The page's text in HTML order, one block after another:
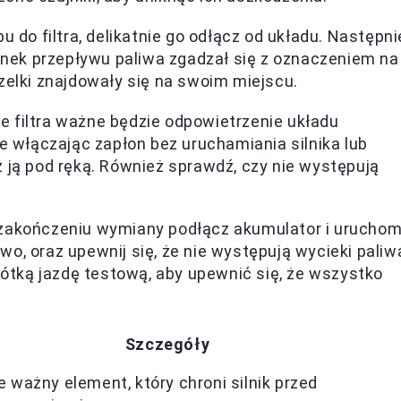
do filtra, delikatnie go odłącz od układu.
przepływu paliwa zgadzał się z oznaczeniem na
znajdowały się na swoim miejscu.
filtra ważne będzie odpowietrzenie układu
zapłon bez uruchamiania silnika lub
pod ręką. Również sprawdź, czy nie występują
wymiany podłącz akumulator i
oraz upewnij się, że nie występują wycieki
jazdę testową, aby upewnić się, że wszystko
Szczegóły
ważny element, który chroni silnik przed